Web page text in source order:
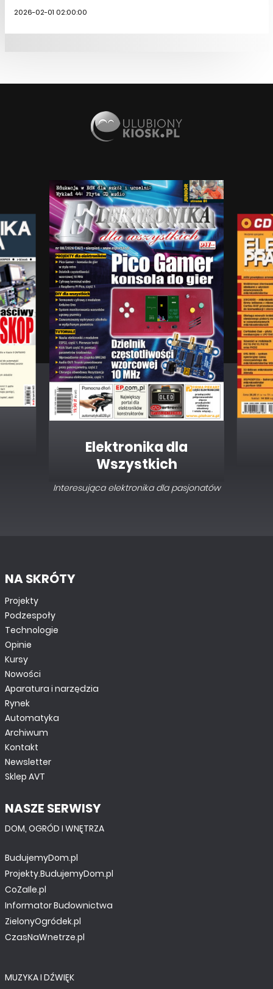
2026-02-01 02:00:00
Elektronika dla
Wszystkich
Interesująca elektronika dla pasjonatów
NA SKRÓTY
Projekty
Podzespoły
Technologie
Opinie
Kursy
Nowości
Aparatura i narzędzia
Rynek
Automatyka
Archiwum
Kontakt
Newsletter
Sklep AVT
NASZE SERWISY
DOM, OGRÓD I WNĘTRZA
BudujemyDom.pl
Projekty.BudujemyDom.pl
CoZaIle.pl
Informator Budownictwa
ZielonyOgródek.pl
CzasNaWnetrze.pl
MUZYKA I DŹWIĘK